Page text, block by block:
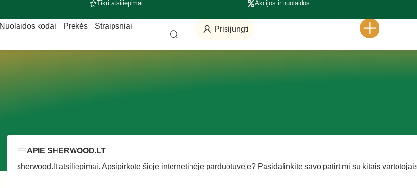
Tikri atsiliepimai Akcijos ir nuolaidos
Nuolaidos kodai Prekės Straipsniai Prisijungti
APIE SHERWOOD.LT
sherwood.lt atsiliepimai. Apsipirkote šioje internetinėje parduotuvėje? Pasidalinkite savo patirtimi su kitais